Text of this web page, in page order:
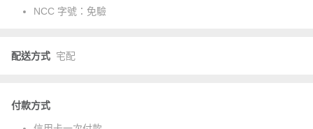
NCC 字號： 免驗
配送方式 宅配
付款方式